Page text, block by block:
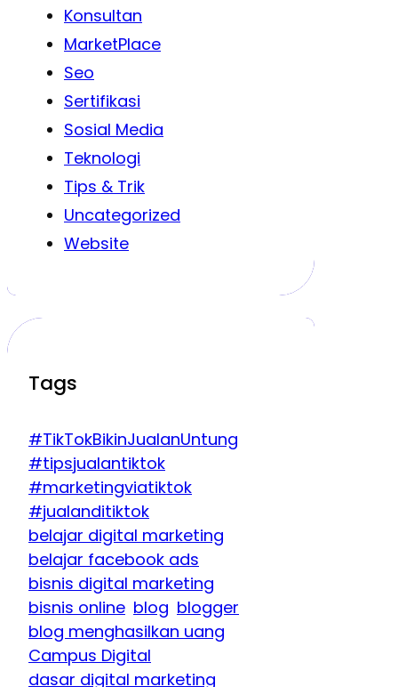
Konsultan
MarketPlace
Seo
Sertifikasi
Sosial Media
Teknologi
Tips & Trik
Uncategorized
Website
Tags
#TikTokBikinJualanUntung
#tipsjualantiktok
#marketingviatiktok
#jualanditiktok
belajar digital marketing
belajar facebook ads
bisnis digital marketing
bisnis online blog blogger
blog menghasilkan uang
Campus Digital
dasar digital marketing